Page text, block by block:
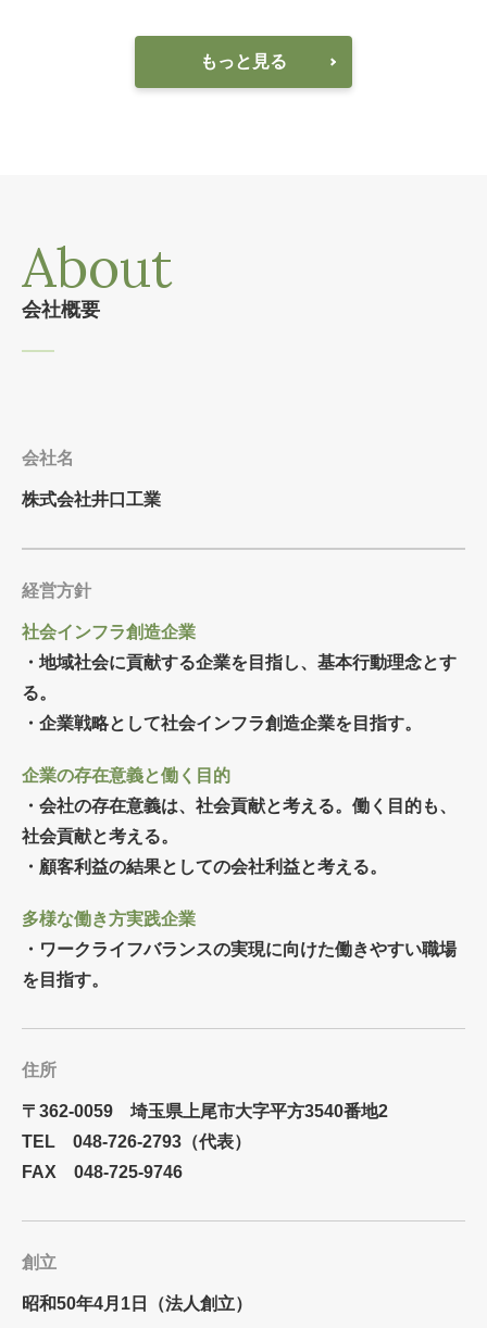
もっと見る
About
会社概要
会社名
株式会社井口工業
経営方針
社会インフラ創造企業
・地域社会に貢献する企業を目指し、基本行動理念とす
る。
・企業戦略として社会インフラ創造企業を目指す。
企業の存在意義と働く目的
・会社の存在意義は、社会貢献と考える。働く目的も、
社会貢献と考える。
・顧客利益の結果としての会社利益と考える。
多様な働き方実践企業
・ワークライフバランスの実現に向けた働きやすい職場
を目指す。
住所
〒362-0059 埼玉県上尾市大字平方3540番地2
TEL 048-726-2793（代表）
FAX 048-725-9746
創立
昭和50年4月1日（法人創立）